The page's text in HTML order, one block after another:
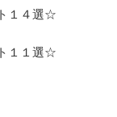
１４選☆
１１選☆